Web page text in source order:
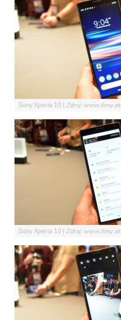
Sony Xperia 10 Zdroj: www.fony.sk
Sony Xperia 10 Zdroj: www.fony.sk